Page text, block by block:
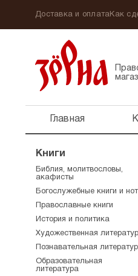
Доставка и оплатаКак
Главная
Книги
Библия, молитвословы,
акафисты
Богослужебные книги и
Православные книги
История и политика
Художественная
Познавательная
Образовательная
литература